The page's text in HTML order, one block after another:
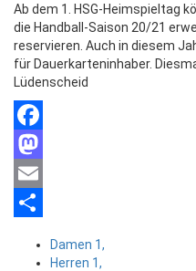
Ab dem 1. HSG-Heimspieltag
die Handball-Saison 20/21
reservieren. Auch in diesem
für Dauerkarteninhaber.
Lüdenscheid
Facebook
Mastodon
Email
Damen 1,
Herren 1,